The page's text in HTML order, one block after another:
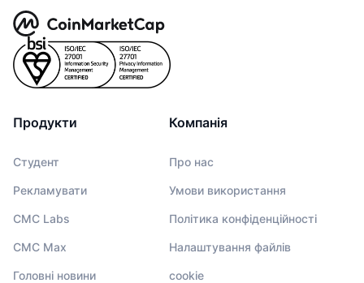
Продукти
Студент
Рекламувати
CMC Labs
CMC Max
Головні новини
Компанія
Про нас
Умови використання
Політика конфіденційності
Налаштування файлів
cookie